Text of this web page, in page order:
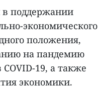
поддержании
экономического
положения,
на пандемию
19, а также
экономики.